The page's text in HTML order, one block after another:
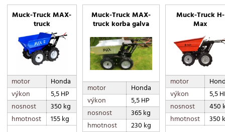
Muck-Truck MAX-
truck
motor
Honda
výkon
5,5 HP
nosnost
350 kg
hmotnost
155 kg
Muck-Truck MAX-
truck korba galva
motor
Honda
výkon
5,5 HP
nosnost
365 kg
hmotnost
230 kg
Muck-Truck H-
Max
motor
výkon
5,5
nosnost
450
hmotnost
350